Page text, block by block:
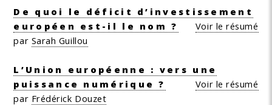
De quoi le déficit d’investissement
européen est-il le nom ?
Voir le résumé
par Sarah Guillou
L’Union européenne : vers une
puissance numérique ?
Voir le résumé
par Frédérick Douzet